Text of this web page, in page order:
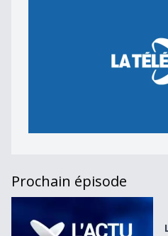
Prochain épisode
L&#039;Actu du 14.05.13 -